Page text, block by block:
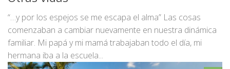
“…y por los espejos se me escapa el alma” Las cosas
comenzaban a cambiar nuevamente en nuestra dinámica
familiar. Mi papá y mi mamá trabajaban todo el día, mi
hermana iba a la escuela...